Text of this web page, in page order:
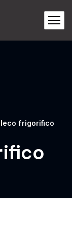
frigorifico